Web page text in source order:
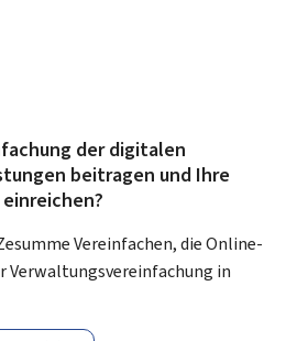
der digitalen
beitragen und Ihre
Vereinfachen, die Online-
in